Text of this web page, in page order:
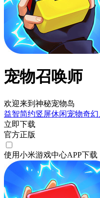
宠物召唤师
欢迎来到神秘宠物岛
益智简约竖屏休闲宠物奇幻
立即下载
官方正版
使用小米游戏中心APP下载